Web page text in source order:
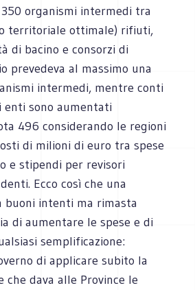
organismi intermedi tra
territoriale ottimale) rifiuti,
di bacino e consorzi di
prevedeva al massimo una
intermedi, mentre conti
enti sono aumentati
496 considerando le regioni
di milioni di euro tra spese
e stipendi per revisori
Ecco così che una
buoni intenti ma rimasta
di aumentare le spese e di
semplificazione:
di applicare subito la
che dava alle Province le